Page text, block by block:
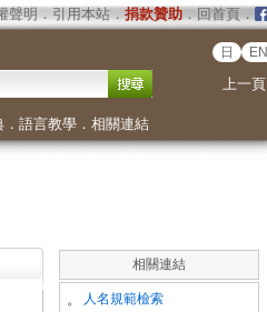
聲明 ． 引用本站． 捐款贊助．回首頁．
日 EN
上一頁
． 語言教學． 相關連結
相關連結
。 人名規範檢索